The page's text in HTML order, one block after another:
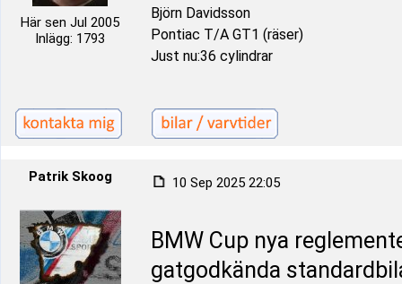
Här sen Jul 2005
Inlägg: 1793
Björn Davidsson
Pontiac T/A GT1 (räser)
Just nu:36 cylindrar
Patrik Skoog 10 Sep 2025 22:05
BMW Cup nya
gatgodkända